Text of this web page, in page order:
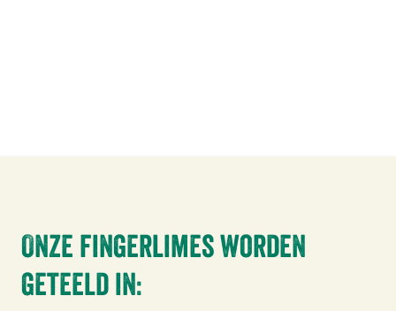
Onze fingerlimes worden
geteeld in: